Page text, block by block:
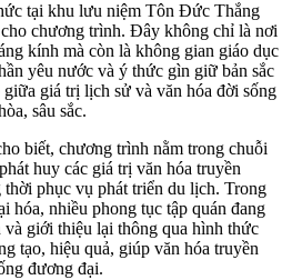
tại khu lưu niệm Tôn Đức Thắng
chương trình. Đây không chỉ là nơi
kính mà còn là không gian giáo dục
yêu nước và ý thức gìn giữ bản sắc
giá trị lịch sử và văn hóa đời sống
sâu sắc.
biết, chương trình nằm trong chuỗi
huy các giá trị văn hóa truyền
phục vụ phát triển du lịch. Trong
hóa, nhiều phong tục tập quán đang
giới thiệu lại thông qua hình thức
tạo, hiệu quả, giúp văn hóa truyền
đương đại.